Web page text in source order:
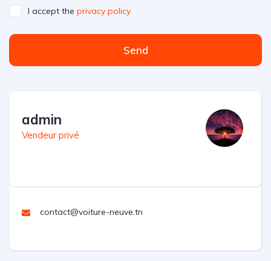
I accept the privacy policy
Send
admin
Vendeur privé
contact@voiture-neuve.tn